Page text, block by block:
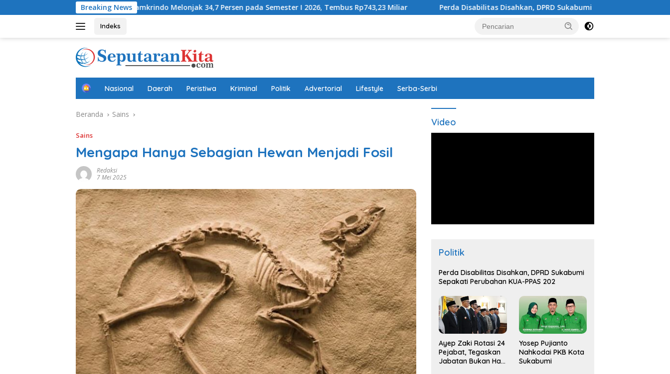
ke
Breaking News
Laba Jamkrindo Melonjak 34,7 Persen pada Semester I 2026, Tembus Rp743,23 Miliar Perda Disabilitas Disahkan, DPRD Sukabumi Sepakati Perubahan KUA-PPAS 202
Indeks
B
a
d
Nasional Daerah Peristiwa Kriminal Politik Advertorial Lifestyle Serba-Serbi
Beranda Sains
Sains
Mengapa Hanya Sebagian Hewan Menjadi Fosil
Redaksi
7 Mei 2025
Video
Politik
Perda Disabilitas Disahkan, DPRD Sukabumi
Sepakati Perubahan KUA-PPAS 202
Ayep Zaki Rotasi 24
Pejabat, Tegaskan
Jabatan Bukan Hak
Yosep Pujianto
Nahkodai PKB Kota
Sukabumi